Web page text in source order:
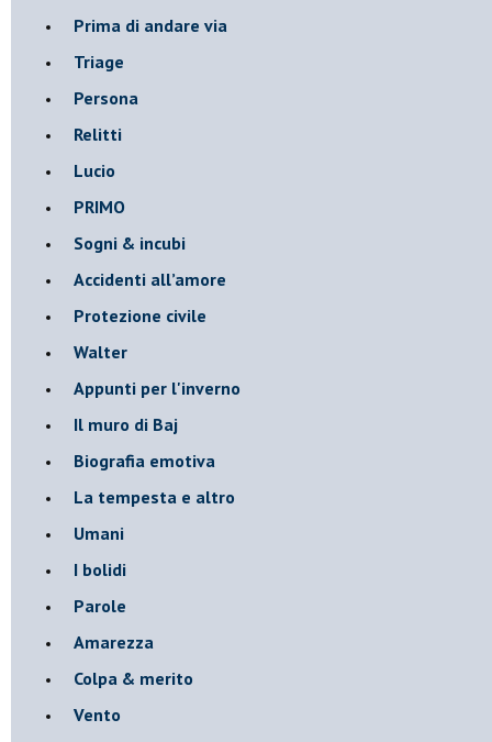
Prima di andare via
Triage
Persona
Relitti
Lucio
PRIMO
Sogni & incubi
Accidenti all’amore
Protezione civile
Walter
Appunti per l'inverno
Il muro di Baj
Biografia emotiva
La tempesta e altro
Umani
I bolidi
Parole
Amarezza
Colpa & merito
Vento